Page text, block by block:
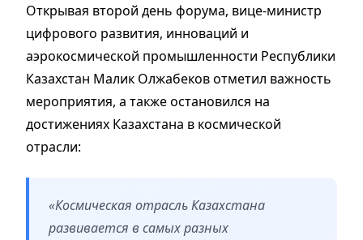
Открывая второй день форума, вице-министр
цифрового развития, инноваций и
аэрокосмической промышленности Республики
Казахстан Малик Олжабеков отметил важность
мероприятия, а также остановился на
достижениях Казахстана в космической
отрасли:
«Космическая отрасль Казахстана
развивается в самых разных